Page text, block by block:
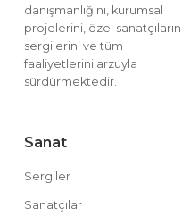
danışmanlığını, kurumsal
projelerini, özel sanatçıların
sergilerini ve tüm
faaliyetlerini arzuyla
sürdürmektedir.
Sanat
Sergiler
Sanatçılar